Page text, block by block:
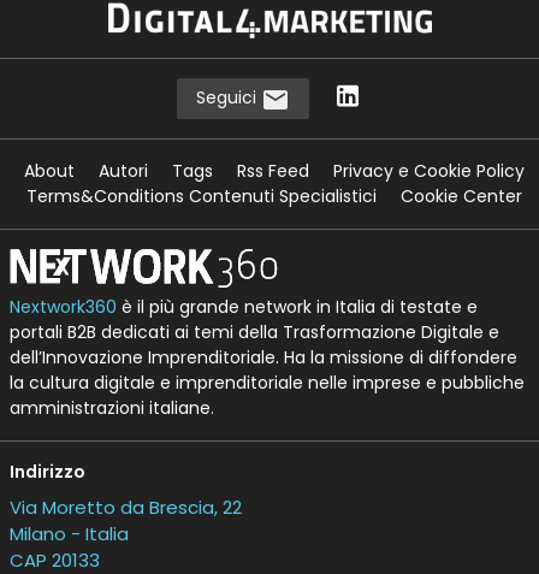
Seguici
About Autori Tags Rss Feed
Privacy e Cookie Policy
Terms&Conditions Contenuti Specialistici
Cookie Center
Nextwork360 è il più grande network in Italia di testate e
portali B2B dedicati ai temi della Trasformazione Digitale e
dell’Innovazione Imprenditoriale. Ha la missione di diffondere
la cultura digitale e imprenditoriale nelle imprese e pubbliche
amministrazioni italiane.
Indirizzo
Via Moretto da Brescia, 22
Milano - Italia
CAP 20133